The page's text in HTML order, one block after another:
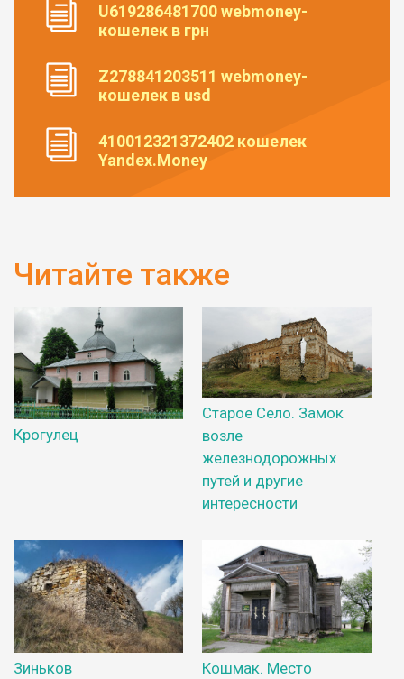
U619286481700 webmoney-
кошелек в грн
Z278841203511 webmoney-
кошелек в usd
410012321372402 кошелек
Yandex.Money
Читайте также
Крогулец
Старое Село. Замок
возле
железнодорожных
путей и другие
интересности
Зиньков
Кошмак. Место